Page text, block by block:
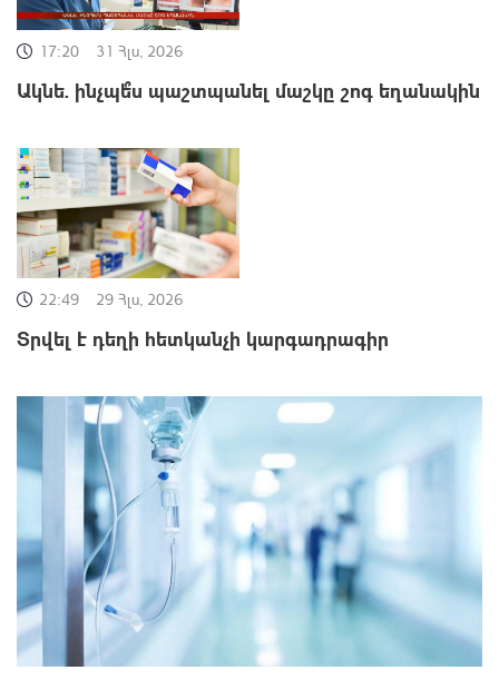
17:20 31 Հլս, 2026
Ակնե. ինչպե՞ս պաշտպանել մաշկը շոգ եղանակին
22:49 29 Հլս, 2026
Տրվել է դեղի հետկանչի կարգադրագիր